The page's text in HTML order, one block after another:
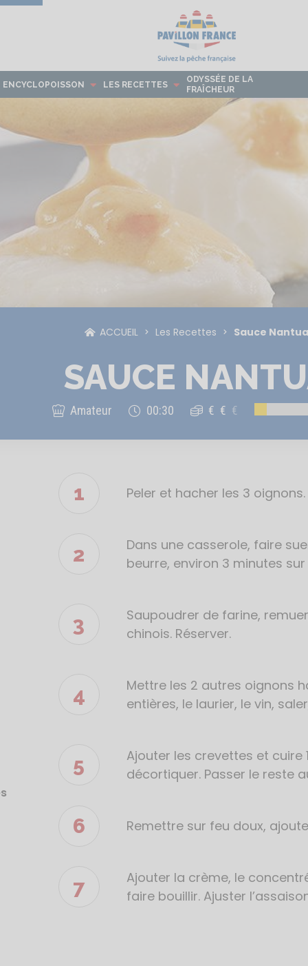
ENCYCLOPOISSON LES RECETTES
ODYSSÉE DE LA
FRAÎCHEUR
ACCUEIL Les Recettes Sauce Nantua
SAUCE
Amateur 00:30 € € €
Étapes
Peler et hacher les 3 oignons.
Dans une casserole, faire
beurre, environ 3 minutes
Saupoudrer de farine,
chinois. Réserver.
Mettre les 2 autres oignons
entières, le laurier, le vin,
Ajouter les crevettes et cuire
décortiquer. Passer le reste
Remettre sur feu doux,
Ajouter la crème, le
faire bouillir. Ajuster